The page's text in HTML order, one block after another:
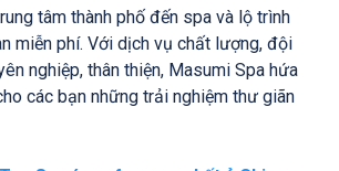
tâm thành phố đến spa và lộ trình
miễn phí. Với dịch vụ chất lượng, đội
nghiệp, thân thiện, Masumi Spa hứa
các bạn những trải nghiệm thư giãn